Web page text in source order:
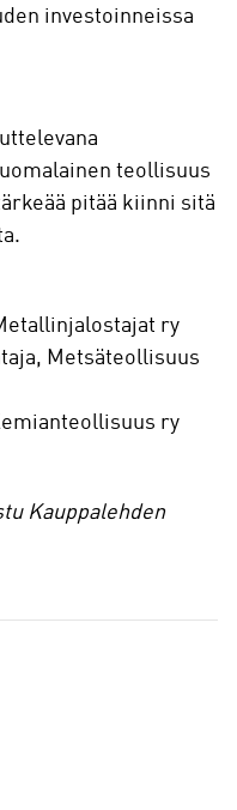
investoinneissa
teollisuus
pitää kiinni sitä
ry
Metsäteollisuus
ry
Kauppalehden